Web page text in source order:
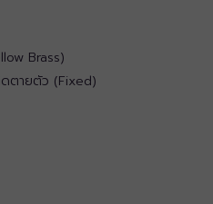
Brass)
ตายตัว (Fixed)